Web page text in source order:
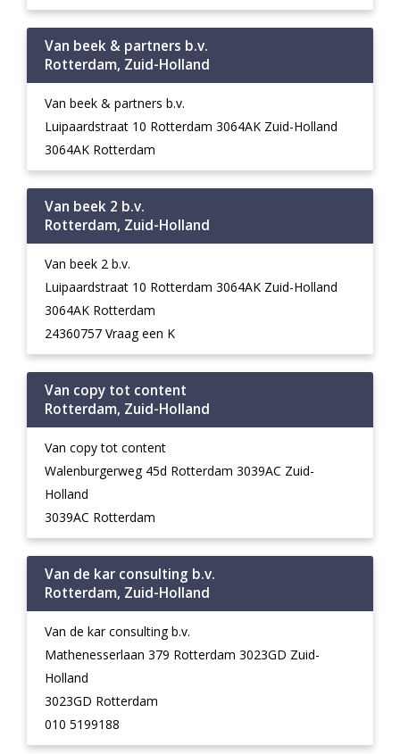
Van beek & partners b.v.
Rotterdam, Zuid-Holland
Van beek & partners b.v.
Luipaardstraat 10 Rotterdam 3064AK Zuid-Holland
3064AK Rotterdam
Van beek 2 b.v.
Rotterdam, Zuid-Holland
Van beek 2 b.v.
Luipaardstraat 10 Rotterdam 3064AK Zuid-Holland
3064AK Rotterdam
24360757 Vraag een K
Van copy tot content
Rotterdam, Zuid-Holland
Van copy tot content
Walenburgerweg 45d Rotterdam 3039AC Zuid-
Holland
3039AC Rotterdam
Van de kar consulting b.v.
Rotterdam, Zuid-Holland
Van de kar consulting b.v.
Mathenesserlaan 379 Rotterdam 3023GD Zuid-
Holland
3023GD Rotterdam
010 5199188